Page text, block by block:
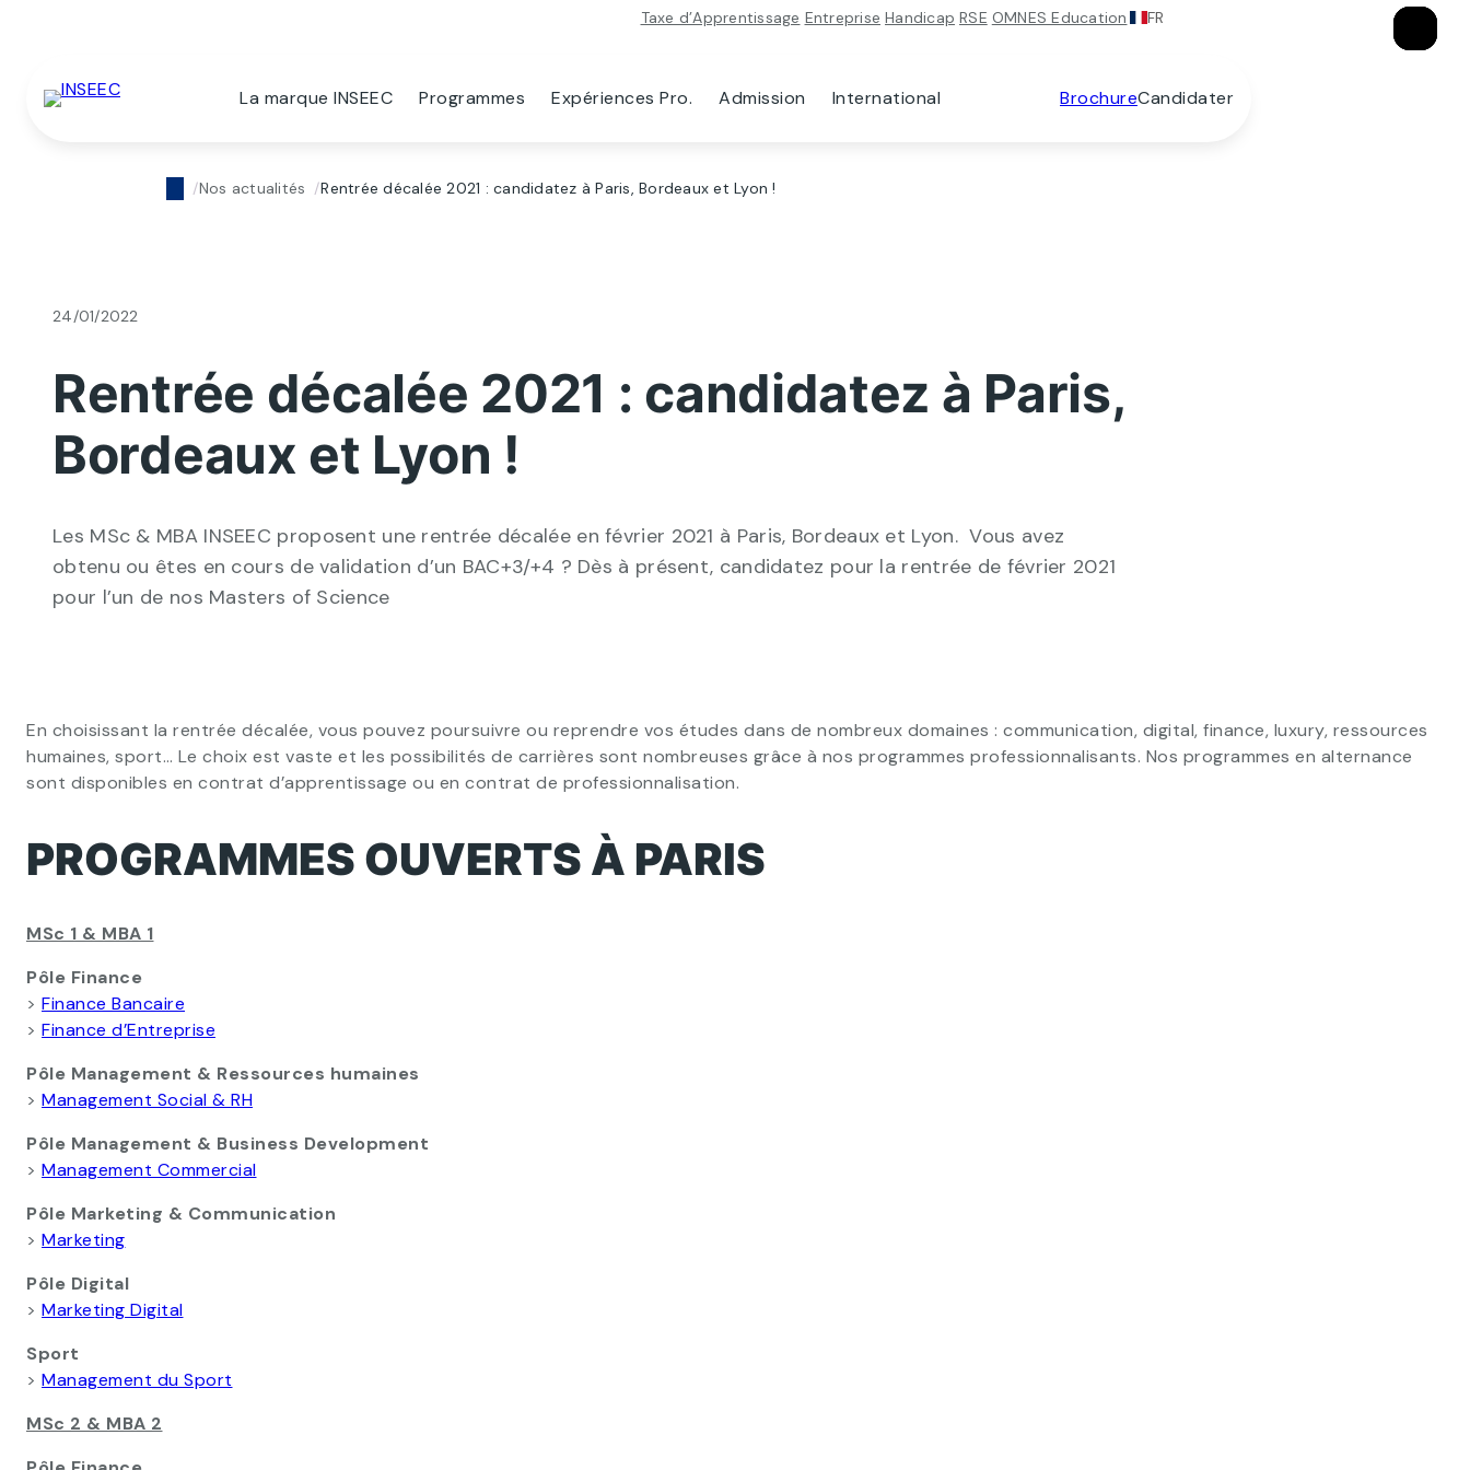
Taxe d’Apprentissage Entreprise Handicap RSE OMNES Education FR
La marque INSEEC Programmes Expériences Pro. Admission International BrochureCandidater
Nos actualités Rentrée décalée 2021 : candidatez à Paris, Bordeaux et Lyon !
24/01/2022
Rentrée décalée 2021 : candidatez à Paris,
Bordeaux et Lyon !
Les MSc & MBA INSEEC proposent une rentrée décalée en février 2021 à Paris, Bordeaux et Lyon. Vous avez
obtenu ou êtes en cours de validation d’un BAC+3/+4 ? Dès à présent, candidatez pour la rentrée de février 2021
pour l’un de nos Masters of Science
En choisissant la rentrée décalée, vous pouvez poursuivre ou reprendre vos études dans de nombreux domaines : communication, digital, finance, luxury, ressources
humaines, sport… Le choix est vaste et les possibilités de carrières sont nombreuses grâce à nos programmes professionnalisants. Nos programmes en alternance
sont disponibles en contrat d’apprentissage ou en contrat de professionnalisation.
PROGRAMMES OUVERTS À PARIS
MSc 1 & MBA 1
Pôle Finance
> Finance Bancaire
> Finance d’Entreprise
Pôle Management & Ressources humaines
> Management Social & RH
Pôle Management & Business Development
> Management Commercial
Pôle Marketing & Communication
> Marketing
Pôle Digital
> Marketing Digital
Sport
> Management du Sport
MSc 2 & MBA 2